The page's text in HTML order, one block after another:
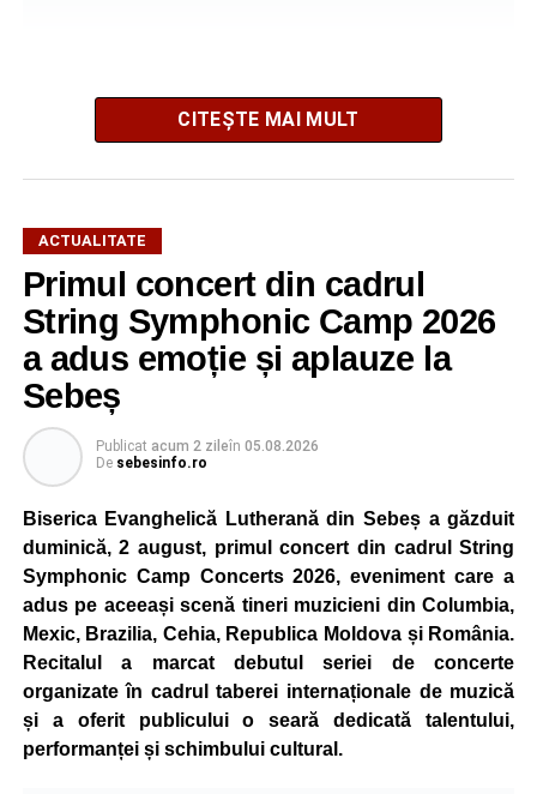
După două ediții organizate în Parcul Arini, competiția se
mută într-un nou decor, oferind participanților ocazia de a
concura într-un cadru natural deosebit. Evenimentul este
destinat copiilor și adolescenților cu vârste cuprinse între
5 și 18 ani, iar participarea este gratuită.
Organizatorii au pregătit trasee adaptate fiecărei categorii
de vârstă, astfel încât competiția să fie accesibilă atât
celor aflați la început de drum, cât și celor cu experiență în
mountain bike. La finalul întrecerii, cei mai bine clasați
concurenți vor fi recompensați cu premii în bani și premii
oferite de partenerii evenimentului.
Înaintea zilei de concurs, participanții își vor putea ridica
vor putea înscrie direct la competiție în cadrul Punctului
Oficial de Înscrieri și Informații (Race Office), care va
funcționa după următorul program:
CITEȘTE MAI MULT
ACTUALITATE
Primul concert din cadrul
String Symphonic Camp 2026
a adus emoție și aplauze la
Sebeș
Publicat acum 2 zileîn 05.08.2026
De sebesinfo.ro
Biserica Evanghelică Lutherană din Sebeș a găzduit
duminică, 2 august, primul concert din cadrul String
Symphonic Camp Concerts 2026, eveniment care a
adus pe aceeași scenă tineri muzicieni din Columbia,
Mexic, Brazilia, Cehia, Republica Moldova și România.
Recitalul a marcat debutul seriei de concerte
organizate în cadrul taberei internaționale de muzică
și a oferit publicului o seară dedicată talentului,
performanței și schimbului cultural.